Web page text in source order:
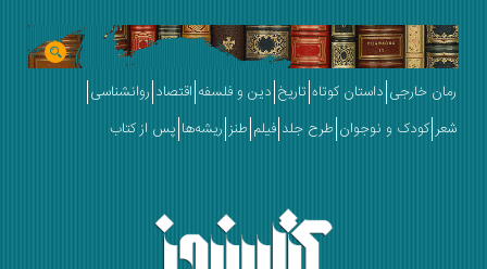
رمان خارجی داستان کوتاه تاریخ دین و فلسفه اقتصاد روانشناسی
شعر کودک و نوجوان طرح جلد فیلم طنز ریشه‌ها پس از کتاب